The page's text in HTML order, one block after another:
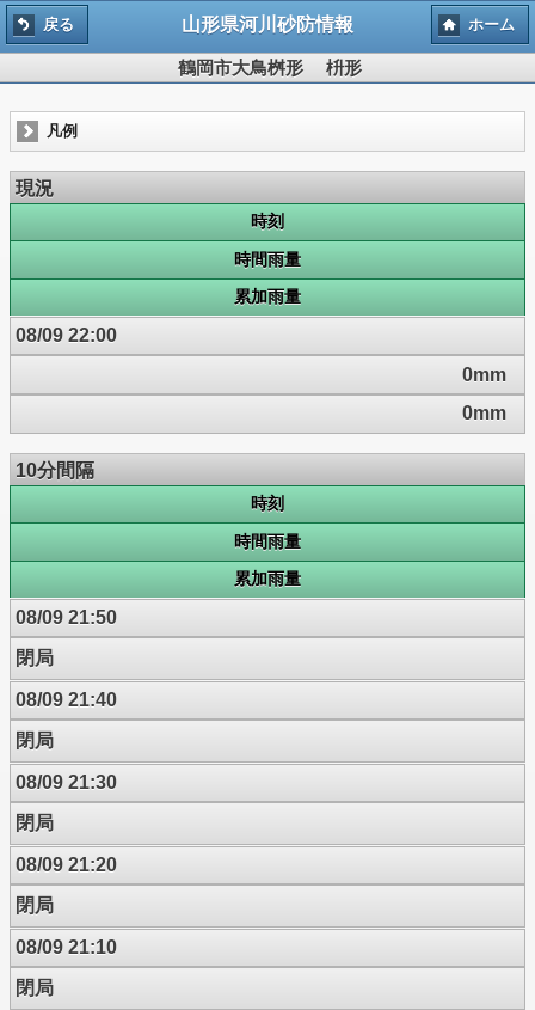
戻る 山形県河川砂防情報 ホーム
鶴岡市大鳥桝形 枡形
凡例
現況
時刻
時間雨量
累加雨量
08/09 22:00
0mm
0mm
10分間隔
時刻
時間雨量
累加雨量
08/09 21:50
閉局
08/09 21:40
閉局
08/09 21:30
閉局
08/09 21:20
閉局
08/09 21:10
閉局